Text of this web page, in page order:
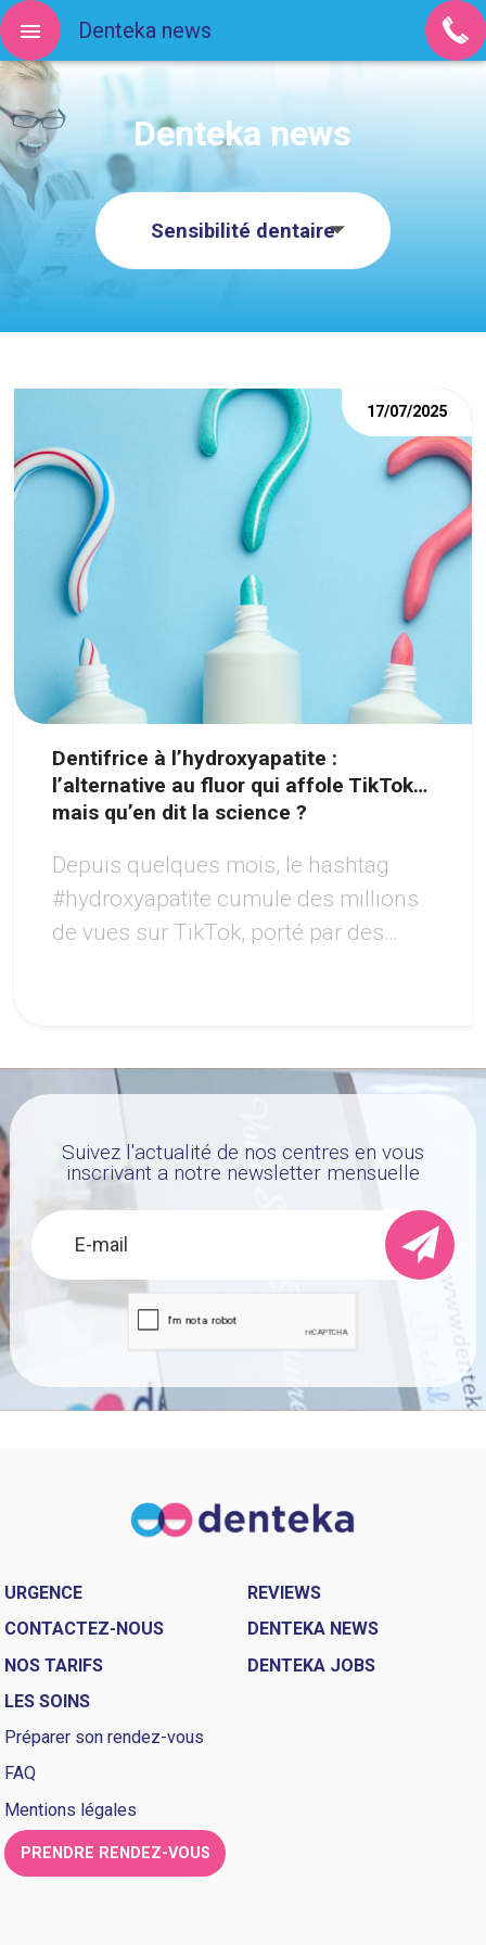
Denteka news
Sensibilité dentaire
Dentifrice à l’hydroxyapatite :
l’alternative au fluor qui affole TikTok…
mais qu’en dit la science ?
17/07/2025
Depuis quelques mois, le hashtag
#hydroxyapatite cumule des millions
de vues sur TikTok, porté par des
Suivez l'actualité de nos centres en vous
inscrivant a notre newsletter mensuelle
URGENCE
CONTACTEZ-NOUS
NOS TARIFS
LES SOINS
REVIEWS
DENTEKA NEWS
DENTEKA JOBS
Préparer son rendez-vous
FAQ
Mentions légales
PRENDRE RENDEZ-VOUS
Denteka news